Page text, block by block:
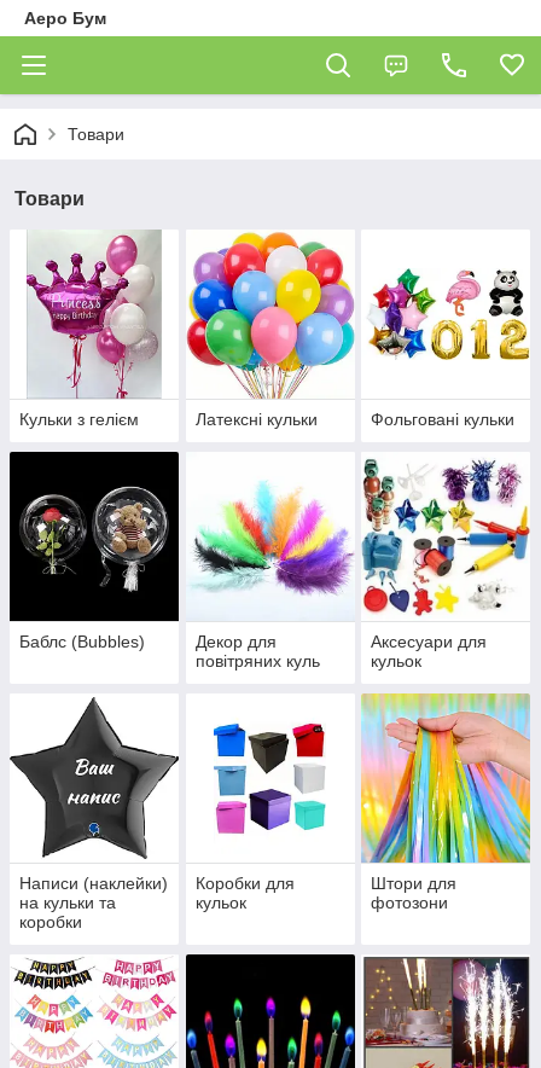
Аеро Бум
Товари
Товари
Кульки з гелієм Латексні кульки Фольговані кульки
Баблс (Bubbles)
Декор для
повітряних куль
Аксесуари для
кульок
Написи (наклейки)
на кульки та
коробки
Коробки для
кульок
Штори для
фотозони